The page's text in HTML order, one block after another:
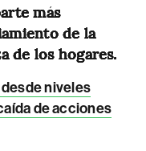
más
de la
de los hogares.
niveles
de acciones